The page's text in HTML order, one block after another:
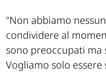
"Non abbiamo
condividere al
sono preoccupati
Vogliamo solo